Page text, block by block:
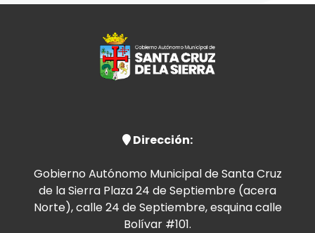
Dirección:
Gobierno Autónomo Municipal de Santa Cruz
de la Sierra Plaza 24 de Septiembre (acera
Norte), calle 24 de Septiembre, esquina calle
Bolívar #101.